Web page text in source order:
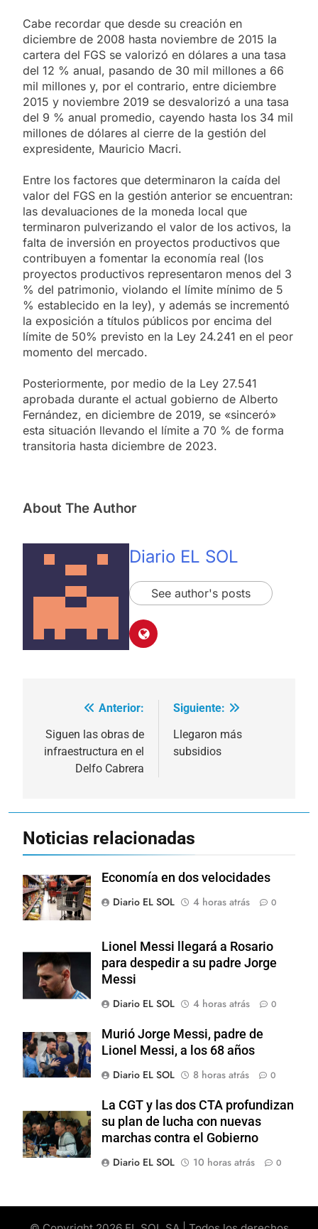
Cabe recordar que desde su creación en
diciembre de 2008 hasta noviembre de 2015 la
cartera del FGS se valorizó en dólares a una tasa
del 12 % anual, pasando de 30 mil millones a 66
mil millones y, por el contrario, entre diciembre
2015 y noviembre 2019 se desvalorizó a una tasa
del 9 % anual promedio, cayendo hasta los 34 mil
millones de dólares al cierre de la gestión del
expresidente, Mauricio Macri.
Entre los factores que determinaron la caída del
valor del FGS en la gestión anterior se encuentran:
las devaluaciones de la moneda local que
terminaron pulverizando el valor de los activos, la
falta de inversión en proyectos productivos que
contribuyen a fomentar la economía real (los
proyectos productivos representaron menos del 3
% del patrimonio, violando el límite mínimo de 5
% establecido en la ley), y además se incrementó
la exposición a títulos públicos por encima del
límite de 50% previsto en la Ley 24.241 en el peor
momento del mercado.
Posteriormente, por medio de la Ley 27.541
aprobada durante el actual gobierno de Alberto
Fernández, en diciembre de 2019, se «sinceró»
esta situación llevando el límite a 70 % de forma
transitoria hasta diciembre de 2023.
About The Author
Diario EL SOL
See author's posts
Navegación
de
entradas
Anterior:
Siguen las obras de
infraestructura en el
Delfo Cabrera
Siguiente:
Llegaron más
subsidios
Noticias relacionadas
Economía en dos velocidades
Diario EL SOL
4 horas atrás 0
Lionel Messi llegará a Rosario
para despedir a su padre Jorge
Messi
Diario EL SOL
4 horas atrás 0
Murió Jorge Messi, padre de
Lionel Messi, a los 68 años
Diario EL SOL
8 horas atrás 0
La CGT y las dos CTA profundizan
su plan de lucha con nuevas
marchas contra el Gobierno
Diario EL SOL
10 horas atrás 0